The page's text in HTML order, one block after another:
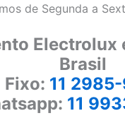
de Segunda a
Electrolux
Brasil
Fixo: 11
11